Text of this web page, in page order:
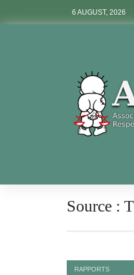
6 AUGUST, 2026
Aurdip
Source :
RAPPORTS